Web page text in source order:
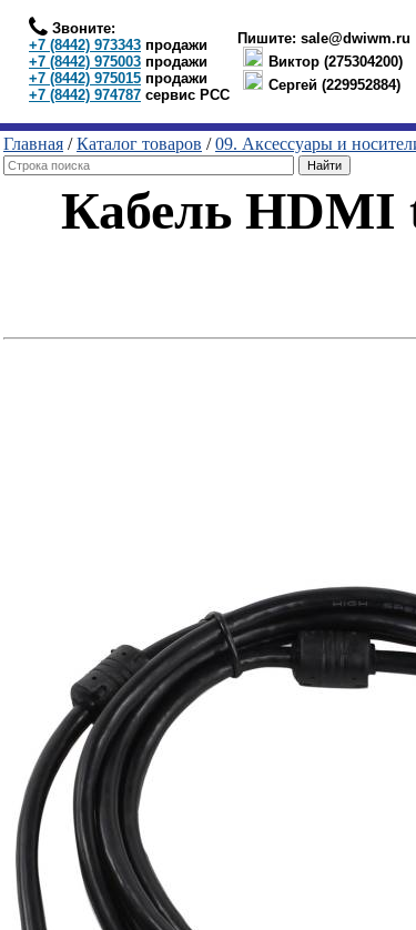
Звоните:
+7 (8442) 973343 продажи
+7 (8442) 975003 продажи
+7 (8442) 975015 продажи
+7 (8442) 974787 сервис РСС
Пишите: sale@dwiwm.ru
Виктор (275304200)
Сергей (229952884)
Главная /Каталог товаров /09. Аксессуары и
Кабель HDMI